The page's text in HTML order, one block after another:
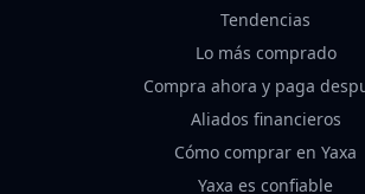
Tendencias
Lo más comprado
Compra ahora y paga
Aliados financieros
Cómo comprar en Yaxa
Yaxa es confiable